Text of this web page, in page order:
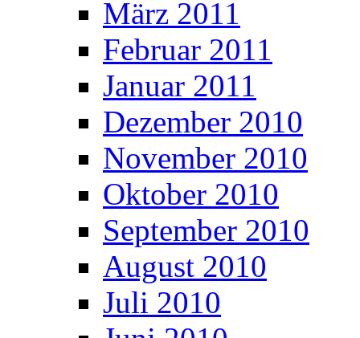
März 2011
Februar 2011
Januar 2011
Dezember 2010
November 2010
Oktober 2010
September 2010
August 2010
Juli 2010